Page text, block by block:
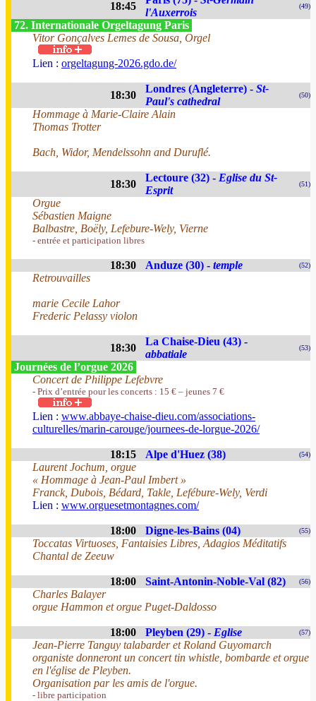
18:45
l'Auxerrois
(49)
72. Internationale Orgeltagung Paris
Vitor Gonçalves Lemes de Sousa, Orgel
Lien : orgeltagung-2026.gdo.de/
18:30
Londres (Angleterre) - St-
Paul's cathedral
(50)
Hommage à Marie-Claire Alain
Thomas Trotter
Bach, Widor, Mendelssohn and Duruflé.
18:30
Lectoure (32) - Eglise du St-
Esprit
(51)
Orgue
Sébastien Maigne
Balbastre, Boëly, Lefebure-Wely, Vierne
- entrée et participation libres
18:30 Anduze (30) - temple (52)
Retrouvailles
marie Cecile Lahor
Frederic Pelassy violon
18:30
La Chaise-Dieu (43) -
abbatiale
(53)
Journées de l’orgue 2026
Concert de Philippe Lefebvre
- Prix d’entrée pour les concerts : 15 € – jeunes 7 €
Lien : www.abbaye-chaise-dieu.com/associations-
culturelles/marin-carouge/journees-de-lorgue-2026/
18:15 Alpe d'Huez (38) (54)
Laurent Jochum, orgue
« Hommage à Jean-Paul Imbert »
Franck, Dubois, Bédard, Takle, Lefébure-Wely, Verdi
Lien : www.orguesetmontagnes.com/
18:00 Digne-les-Bains (04) (55)
Toccatas Virtuoses, Fantaisies Libres, Adagios Méditatifs
Chantal de Zeeuw
18:00 Saint-Antonin-Noble-Val (82) (56)
Charles Balayer
orgue Hammon et orgue Puget-Daldosso
18:00 Pleyben (29) - Eglise (57)
Jean-Pierre Tanguy talabarder et Roland Guyomarch
organiste donneront un concert tin whistle, bombarde et orgue
en l'église de Pleyben.
Organisation par les amis de l'orgue.
- libre participation